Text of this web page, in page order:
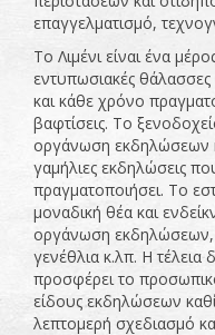
επαγγελματισμό,
To Λιμένι είναι ένα
εντυπωσιακές θάλασσες
και κάθε χρόνο
βαφτίσεις. Το
οργάνωση εκδηλώσεων
γαμήλιες εκδηλώσεις
πραγματοποιήσει. Το
μοναδική θέα και
οργάνωση εκδηλώσεων,
γενέθλια κ.λπ. Η
προσφέρει το
είδους εκδηλώσεων
λεπτομερή σχεδιασμό